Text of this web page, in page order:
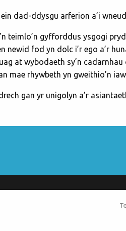
dad-ddysgu arferion a’i
teimlo’n gyfforddus ysgogi
newid fod yn dolc i’r ego a’r
at wybodaeth sy’n
mae rhywbeth yn gweithio’n
gan yr unigolyn a’r